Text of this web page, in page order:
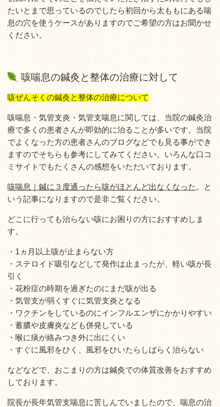
たいとまで思っているのでしたら初回から太ももにある喘
息の穴を使うケースがありますのでご希望の方はお聞かせ
ください。
咳喘息の鍼灸と整体の治療に対して
咳ぜんそくの鍼灸と整体の治療について
咳喘息・気管支炎・気管支喘息に関しては、当院の鍼灸治
療で多くの患者さんが即効的に治ることが多いです。当院
でよくなった方の患者さんのブログなどでも見る事ができ
ますのでそちらも参考にしてみてください。いろんな口コ
ミサイトでもたくさんの感想をいただいております。
咳喘息｜鍼に３度通ったら咳がほとんど出なくなった 。と
いう記事になりますので是非ご覧ください。
どこに行っても治らない咳にお困りの方におすすめしま
す。
・1ヵ月以上咳が止まらない方
・ステロイド吸引などして発作は止まったが、軽い咳が長
引く
・花粉症の時期を過ぎたのにまだ咳が出る
・気管支が弱くすぐに気管支炎となる
・ワクチンをしているのにインフルエンザにかかりやすい
・蓄膿や皮膚炎なども併発している
・喉に痰が絡みつき外に出にくい
・すぐに風邪をひく、風邪をひいたらしばらく治らない
などなどで、おこまりの方は鍼灸での体質改善をおすすめ
しております。
院長が長年気管支喘息に苦しんでいましたので、喘息の治